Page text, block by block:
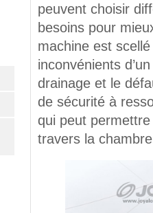
peuvent choisir
besoins pour
machine est
inconvénients
drainage et le
de sécurité à
qui peut
travers la